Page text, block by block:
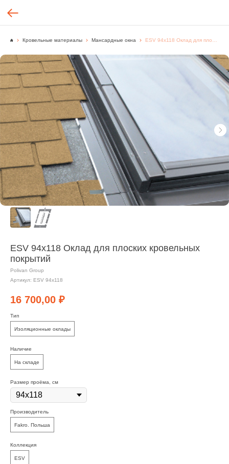
Кровельные материалы Мансардные окна
ESV 94х118 Оклад для плоских кровельных
покрытий
Polivan Group
Артикул: ESV 94х118
16 700,00 ₽
Тип
Изоляционные оклады
Наличие
На складе
Размер проёма, см
Производитель
Fakro. Польша
Коллекция
ESV